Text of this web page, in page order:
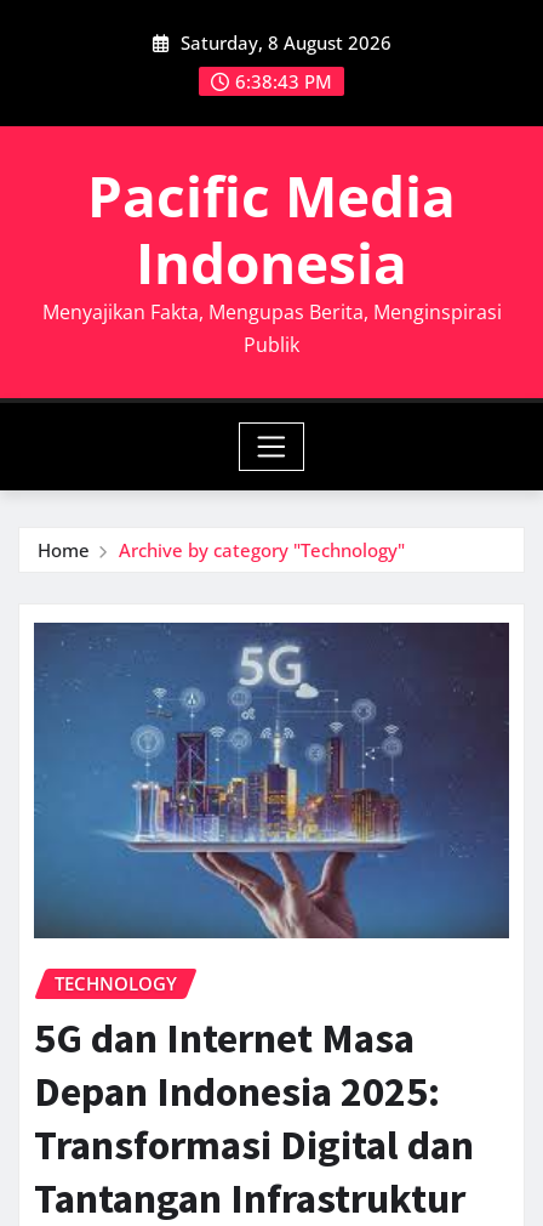
Saturday, 8 August 2026
6:38:45 PM
Pacific Media
Indonesia
Menyajikan Fakta, Mengupas Berita, Menginspirasi
Publik
Home Archive by category "Technology"
TECHNOLOGY
5G dan Internet Masa
Depan Indonesia 2025:
Transformasi Digital dan
Tantangan Infrastruktur